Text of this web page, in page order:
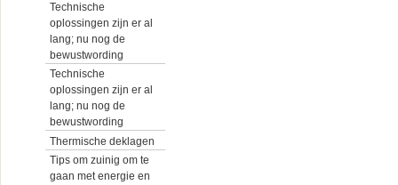
Technische
oplossingen zijn er al
lang; nu nog de
bewustwording
Technische
oplossingen zijn er al
lang; nu nog de
bewustwording
Thermische deklagen
Tips om zuinig om te
gaan met energie en